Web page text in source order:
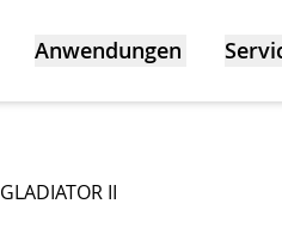
Anwendungen
GLADIATOR II